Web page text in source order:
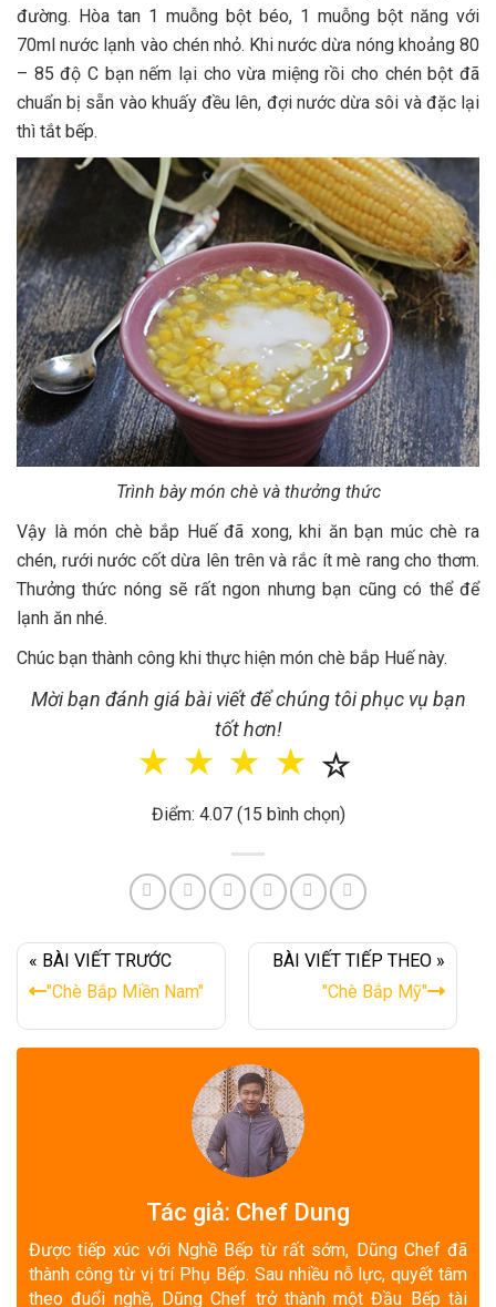
đường. Hòa tan 1 muỗng bột béo, 1 muỗng bột năng với
70ml nước lạnh vào chén nhỏ. Khi nước dừa nóng khoảng 80
– 85 độ C bạn nếm lại cho vừa miệng rồi cho chén bột đã
chuẩn bị sẵn vào khuấy đều lên, đợi nước dừa sôi và đặc lại
thì tắt bếp.
Trình bày món chè và thưởng thức
Vậy là món chè bắp Huế đã xong, khi ăn bạn múc chè ra
chén, rưới nước cốt dừa lên trên và rắc ít mè rang cho thơm.
Thưởng thức nóng sẽ rất ngon nhưng bạn cũng có thể để
lạnh ăn nhé.
Chúc bạn thành công khi thực hiện món chè bắp Huế này.
Mời bạn đánh giá bài viết để chúng tôi phục vụ bạn
tốt hơn!
☆
☆
☆
☆
☆
Điểm: 4.07 (15 bình chọn)
« BÀI VIẾT TRƯỚC
"Chè Bắp Miền Nam"
BÀI VIẾT TIẾP THEO »
"Chè Bắp Mỹ"
Tác giả: Chef Dung
Được tiếp xúc với Nghề Bếp từ rất sớm, Dũng Chef đã
thành công từ vị trí Phụ Bếp. Sau nhiều nỗ lực, quyết tâm
theo đuổi nghề, Dũng Chef trở thành một Đầu Bếp tài